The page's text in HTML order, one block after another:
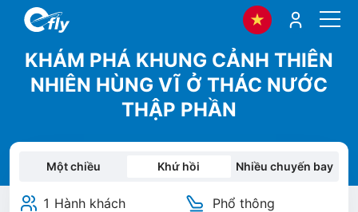
KHÁM PHÁ KHUNG CẢNH THIÊN
NHIÊN HÙNG VĨ Ở THÁC NƯỚC
THẬP PHẦN
Một chiều Khứ hồi Nhiều chuyến bay
1 Hành khách Phổ thông